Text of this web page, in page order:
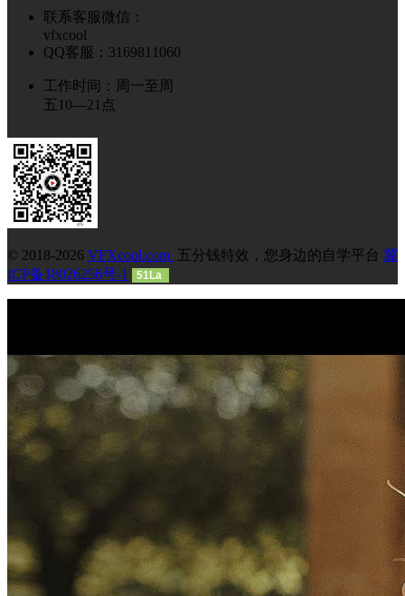
联系客服微信：
vfxcool
QQ客服：3169811060
工作时间：周一至周
五10—21点
© 2018-2026 VFXcool.com 五分钱特效，您身边的自学平台 冀
ICP备18026256号-1
51La